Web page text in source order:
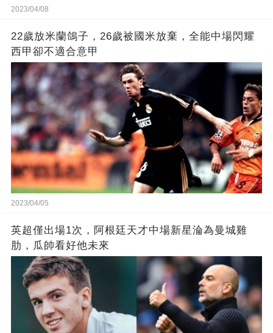
2023/04/08
22歲放米蘭鴿子，26歲被國米放棄，全能中場閃耀
西甲卻不適合意甲
2023/04/05
英超僅出場1次，阿根廷天才中場新星淪為曼城雞
肋，瓜帥看好他未來